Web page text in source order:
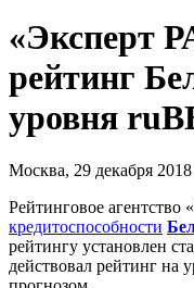
«Эксперт
рейтинг
уровня
Москва, 29 декабря 2018
Рейтинговое
кредитоспособности
рейтингу установлен
действовал рейтинг на